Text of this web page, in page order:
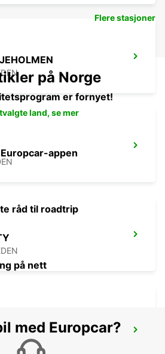
DELIVERY
Flere stasjoner
på Norge
er fornyet!
land, se mer
appen
råd til roadtrip
på nett
med Europcar?